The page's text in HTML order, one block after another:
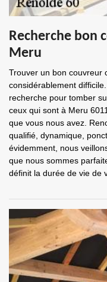
Recherche bon
Meru
Trouver un bon couvreur
considérablement
recherche pour tomber
ceux qui sont à Meru
que vous nous avez.
qualifié, dynamique,
évidemment, nous
que nous sommes
définit la durée de vie de